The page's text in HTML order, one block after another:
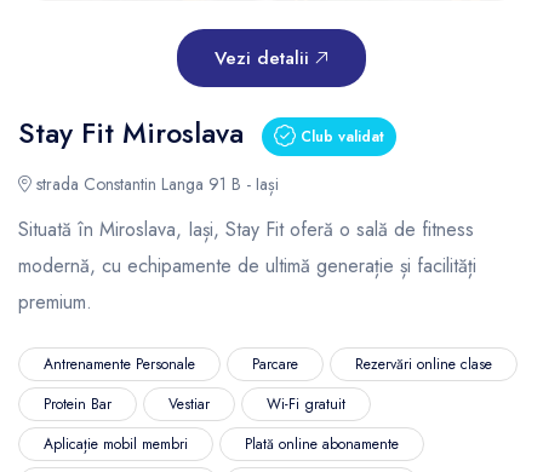
Vezi detalii
Stay Fit Miroslava Club validat
strada Constantin Langa 91 B - Iași
Situată în Miroslava, Iași, Stay Fit oferă o sală de fitness
modernă, cu echipamente de ultimă generație și facilități
premium.
Antrenamente Personale Parcare
Rezervări online clase
Protein Bar
Vestiar
Wi-Fi gratuit
Aplicație mobil membri
Plată online abonamente